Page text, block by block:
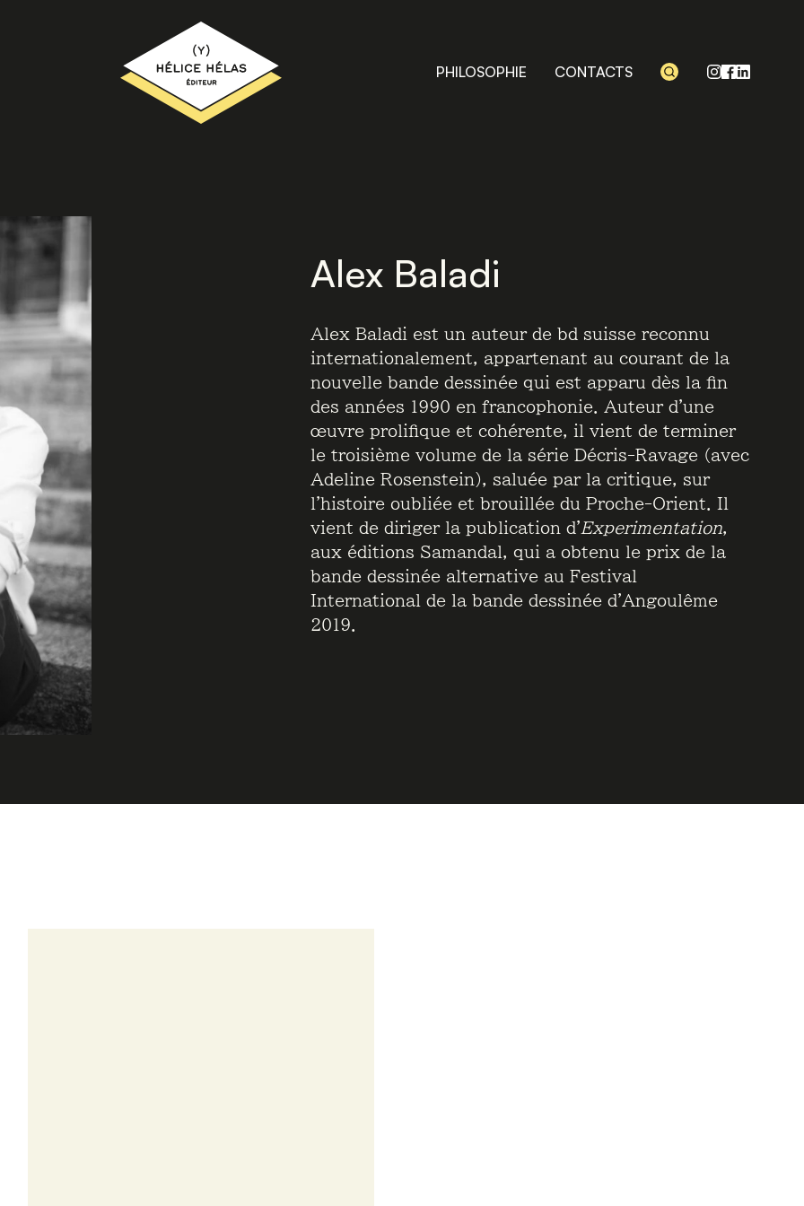
PHILOSOPHIE CONTACTS
Alex Baladi
Alex Baladi est un auteur de bd suisse reconnu
internationalement, appartenant au courant de la
nouvelle bande dessinée qui est apparu dès la fin
des années 1990 en francophonie. Auteur d’une
œuvre prolifique et cohérente, il vient de terminer
le troisième volume de la série Décris-Ravage (avec
Adeline Rosenstein), saluée par la critique, sur
l’histoire oubliée et brouillée du Proche-Orient. Il
vient de diriger la publication d’Experimentation,
aux éditions Samandal, qui a obtenu le prix de la
bande dessinée alternative au Festival
International de la bande dessinée d’Angoulême
2019.